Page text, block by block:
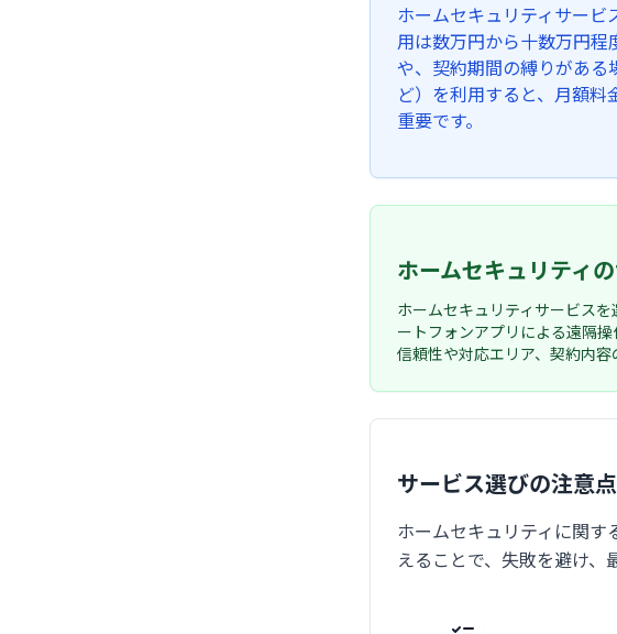
ホームセキュリティサー
用は数万円から十数万円
や、契約期間の縛りがある
ど）を利用すると、月額
重要です。
ホームセキュリティ
ホームセキュリティサービス
ートフォンアプリによる遠隔
信頼性や対応エリア、契約内容
サービス選びの注意
ホームセキュリティに関
えることで、失敗を避け、